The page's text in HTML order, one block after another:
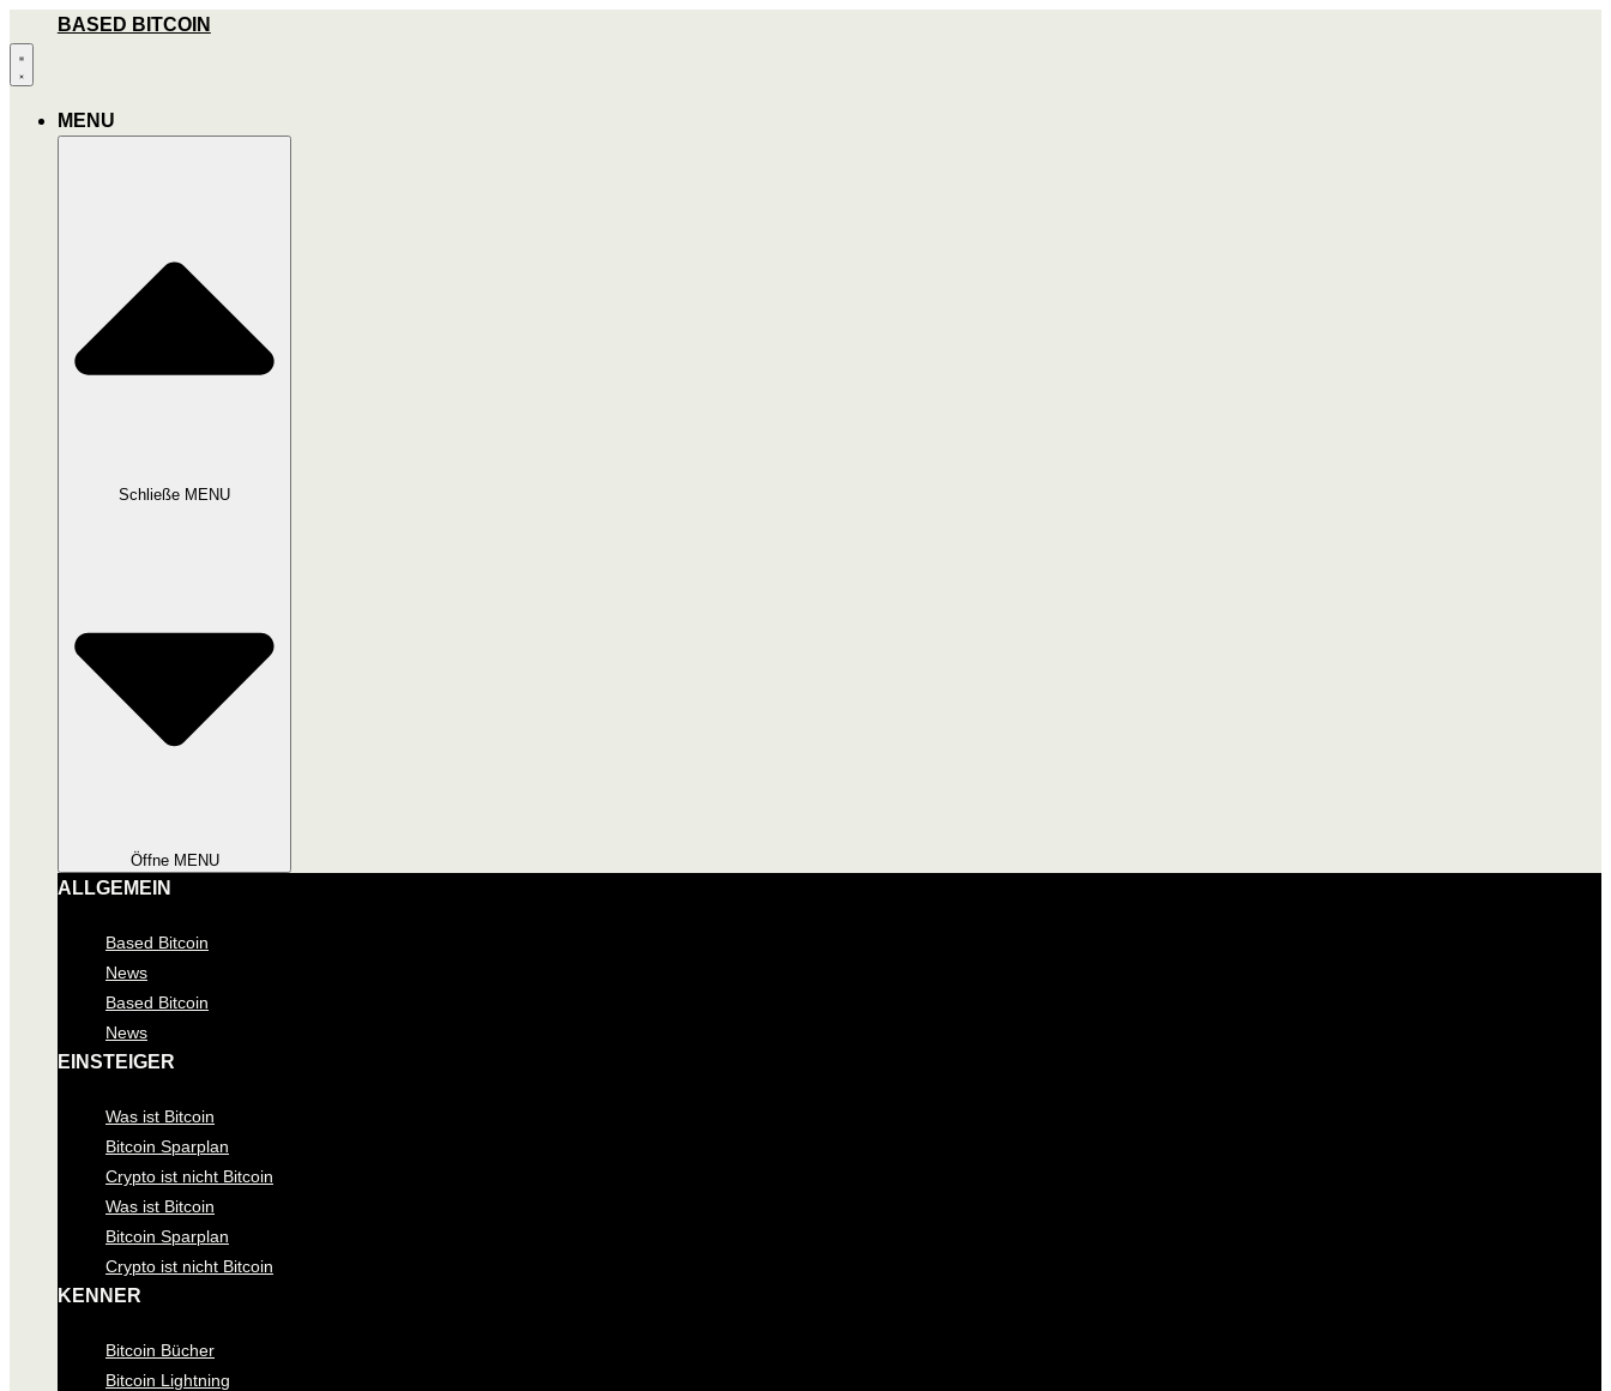
Inhalt
wechseln
BASED BITCOIN
MENU
Schließe MENU
Öffne MENU
ALLGEMEIN
Based Bitcoin
News
Based Bitcoin
News
EINSTEIGER
Was ist Bitcoin
Bitcoin Sparplan
Crypto ist nicht Bitcoin
Was ist Bitcoin
Bitcoin Sparplan
Crypto ist nicht Bitcoin
KENNER
Bitcoin Bücher
Bitcoin Lightning